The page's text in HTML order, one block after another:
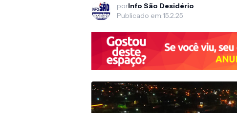
porInfo São Desidério
Publicado em:15.2.25